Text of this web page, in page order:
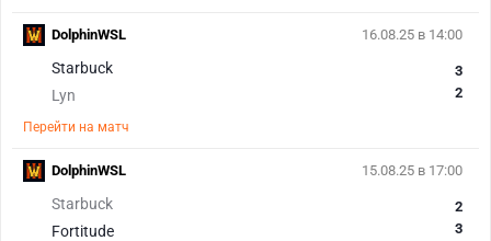
16.08.25 в 14:00
Starbuck
Lyn
3
2
Перейти на матч
DolphinWSL
15.08.25 в 17:00
Starbuck
Fortitude
2
3
DolphinWSL